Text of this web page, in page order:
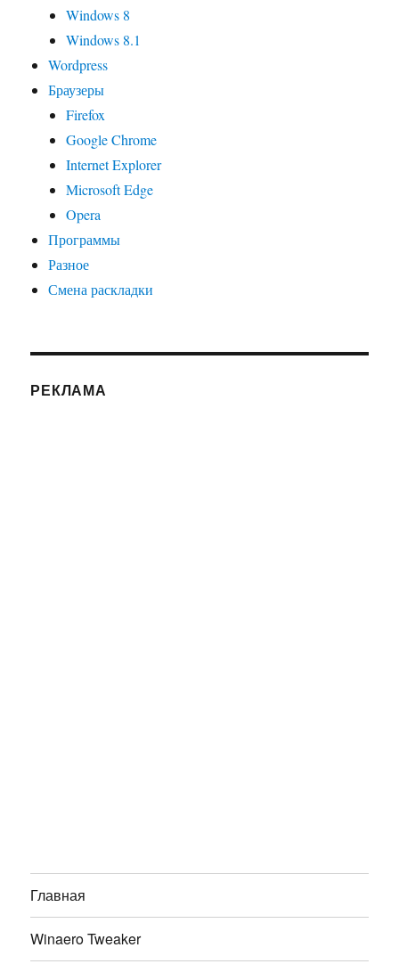
Windows 8
Windows 8.1
Wordpress
Браузеры
Firefox
Google Chrome
Internet Explorer
Microsoft Edge
Opera
Программы
Разное
Смена раскладки
РЕКЛАМА
Главная
Winaero Tweaker